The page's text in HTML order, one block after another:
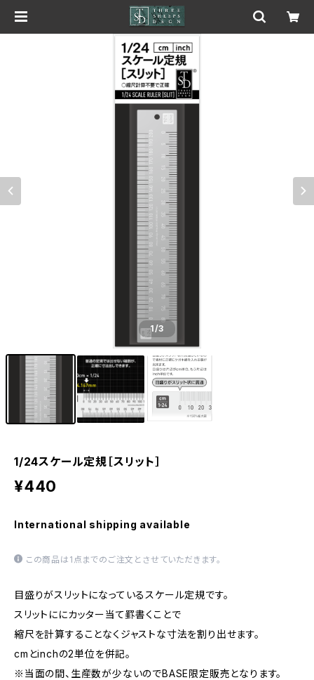
1/3
1/24スケール定規［スリット］
¥440
International shipping available
この商品は1点までのご注文とさせていただきます。
目盛りがスリットになっているスケール定規です。
スリットににカッター当て罫書くことで
縮尺を計算することなくジャストな寸法を割り出せます。
cmとinchの2単位を併記。
※当面の間、生産数が少ないのでBASE限定販売となります。